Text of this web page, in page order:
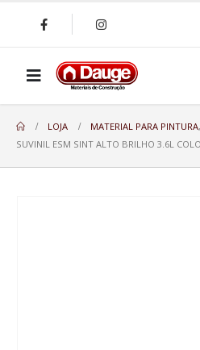
LOJA MATERIAL PARA PINTURA,
SUVINIL ESM SINT ALTO BRILHO 3.6L